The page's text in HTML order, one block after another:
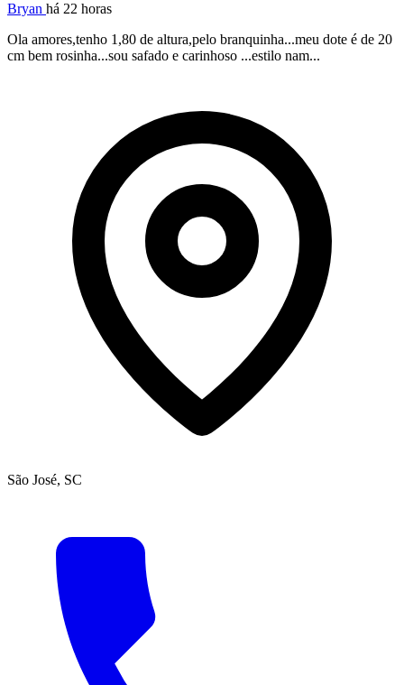
Bryan há 22 horas
Ola amores,tenho 1,80 de altura,pelo branquinha...meu dote é de 20
cm bem rosinha...sou safado e carinhoso ...estilo nam...
São José, SC